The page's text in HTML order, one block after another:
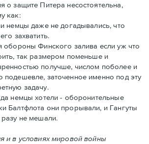
о защите Питера несостоятельна,
как:
немцы даже не догадывались, что
захватить.
обороны Финского залива если уж что
так размером поменьше и
получше, числом поболее и
подешевле, заточенное именно под эту
задачу.
немцы хотели - оборонительные
Балтфлота они прорывали, и Гангуты
не мешали.
и в условиях мировой войны